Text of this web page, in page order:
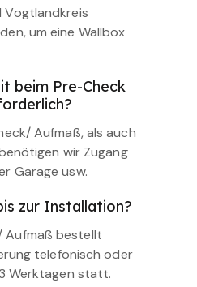
Vogtlandkreis
um eine Wallbox
beim Pre-Check
Aufmaß, als auch
wir Zugang
Garage usw.
zur Installation?
Aufmaß bestellt
telefonisch oder
Werktagen statt.